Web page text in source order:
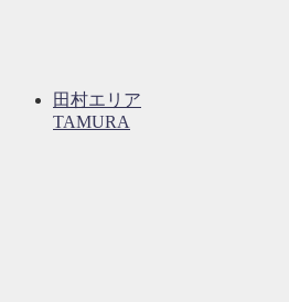
田村エリア
TAMURA